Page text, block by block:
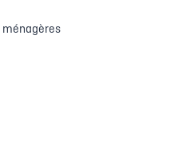
ménagères